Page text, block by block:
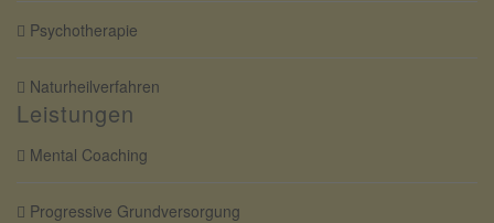
Psychotherapie
Naturheilverfahren
Leistungen
Mental Coaching
Progressive Grundversorgung